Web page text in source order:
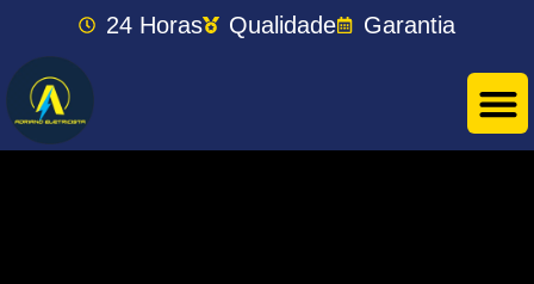
24 Horas Qualidade Garantia